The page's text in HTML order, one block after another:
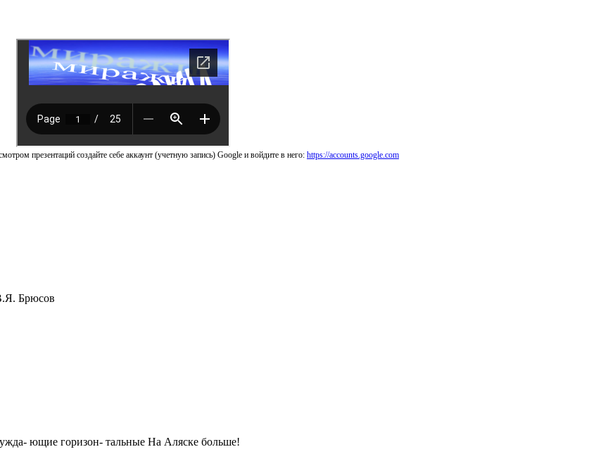
презентаций создайте себе аккаунт (учетную запись) Google и войдите в него: https://accounts.google.com
Брюсов
ющие горизон- тальные На Аляске больше!